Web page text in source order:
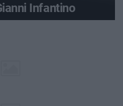
Infantino